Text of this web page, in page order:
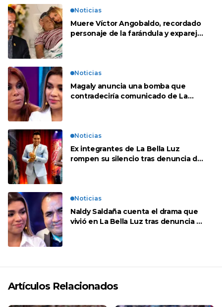
Noticias
Muere Víctor Angobaldo, recordado
personaje de la farándula y expareja
Noticias
Magaly anuncia una bomba que
contradeciría comunicado de La
Noticias
Ex integrantes de La Bella Luz
rompen su silencio tras denuncia de
Noticias
Naldy Saldaña cuenta el drama que
vivió en La Bella Luz tras denuncia al
Artículos Relacionados